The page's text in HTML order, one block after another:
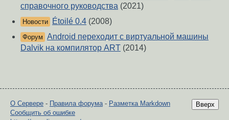
справочного руководства (2021)
Новости Étoilé 0.4 (2008)
Форум Android переходит с виртуальной машины
Dalvik на компилятор ART (2014)
Вверх
О Сервере - Правила форума- Разметка Markdown
Сообщить об ошибке